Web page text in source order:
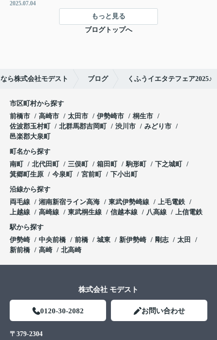
2025.07.04
もっと見る
ブログトップへ
ら株式会社モデスト ブログ くふうイエタテフェア2025♪
市区町村から探す
前橋市
高崎市 太田市 伊勢崎市
桐生市
佐波郡玉村町
北群馬郡吉岡町 渋川市
みどり市
邑楽郡大泉町
町名から探す
南町
北代田町 三俣町 箱田町 駒形町
下之城町
箕郷町生原
今泉町 宮前町 下小出町
沿線から探す
両毛線
湘南新宿ライン高海 東武伊勢崎線
上毛電鉄
上越線
高崎線 東武桐生線 信越本線 八高線 上信電鉄
駅から探す
伊勢崎
中央前橋 前橋 城東 新伊勢崎 剛志
太田
新前橋
高崎 北高崎
株式会社 モデスト
0120-30-2082 お問い合わせ
〒379-2304